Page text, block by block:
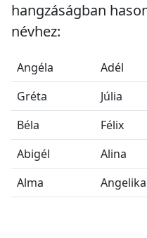
hangzáságban
névhez:
Angéla Adél
Gréta
Júlia
Béla
Félix
Abigél
Alina
Alma
Angelika